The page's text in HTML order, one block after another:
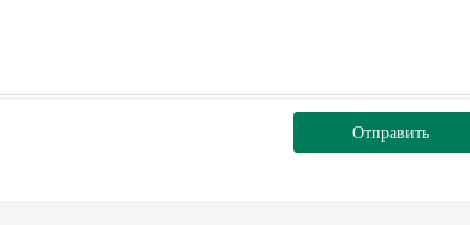
Отправить